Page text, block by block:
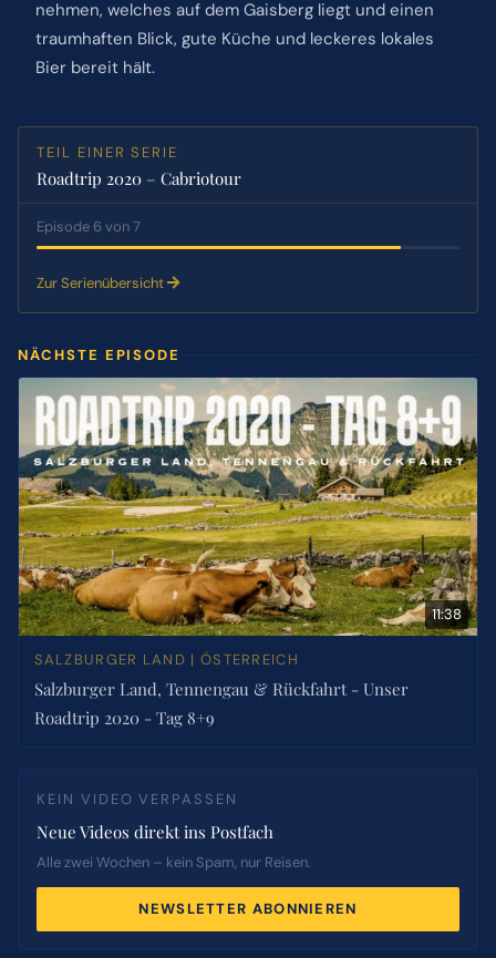
nehmen, welches auf dem Gaisberg liegt und einen
traumhaften Blick, gute Küche und leckeres lokales
Bier bereit hält.
TEIL EINER SERIE
Roadtrip 2020 – Cabriotour
Episode 6 von 7
Zur Serienübersicht
NÄCHSTE EPISODE
11:38
SALZBURGER LAND | ÖSTERREICH
Salzburger Land, Tennengau & Rückfahrt - Unser
Roadtrip 2020 - Tag 8+9
KEIN VIDEO VERPASSEN
Neue Videos direkt ins Postfach
Alle zwei Wochen – kein Spam, nur Reisen.
NEWSLETTER ABONNIEREN